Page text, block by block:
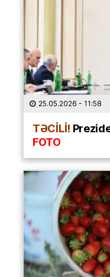
25.05.2026 - 11:58
TƏCİLİ!
FOTO